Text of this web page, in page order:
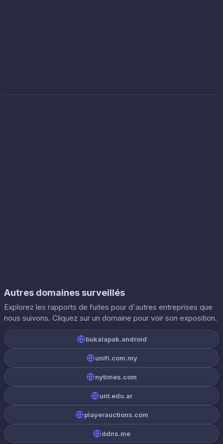
Autres domaines surveillés
Explorez les rapports de fuites pour d'autres entreprises que
nous suivons. Cliquez sur un domaine pour voir son exposition.
bukalapak.android
unifi.com.my
nytimes.com
unt.edu.ar
playerauctions.com
ddns.me